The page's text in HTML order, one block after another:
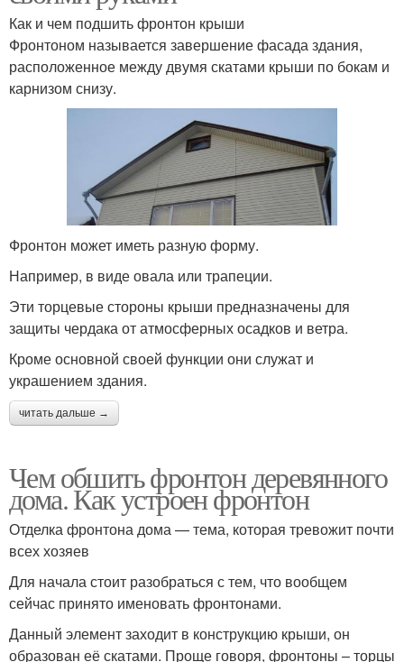
Как и чем подшить фронтон крыши
Фронтоном называется завершение фасада здания,
расположенное между двумя скатами крыши по бокам и
карнизом снизу.
Фронтон может иметь разную форму.
Например, в виде овала или трапеции.
Эти торцевые стороны крыши предназначены для
защиты чердака от атмосферных осадков и ветра.
Кроме основной своей функции они служат и
украшением здания.
читать дальше →
Чем обшить фронтон деревянного
дома. Как устроен фронтон
Отделка фронтона дома — тема, которая тревожит почти
всех хозяев
Для начала стоит разобраться с тем, что вообщем
сейчас принято именовать фронтонами.
Данный элемент заходит в конструкцию крыши, он
образован её скатами. Проще говоря, фронтоны – торцы